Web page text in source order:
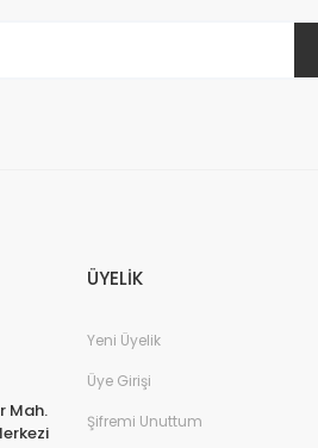
Mah.
ÜYELİK
Yeni Üyelik
Üye Girişi
Şifremi Unuttum